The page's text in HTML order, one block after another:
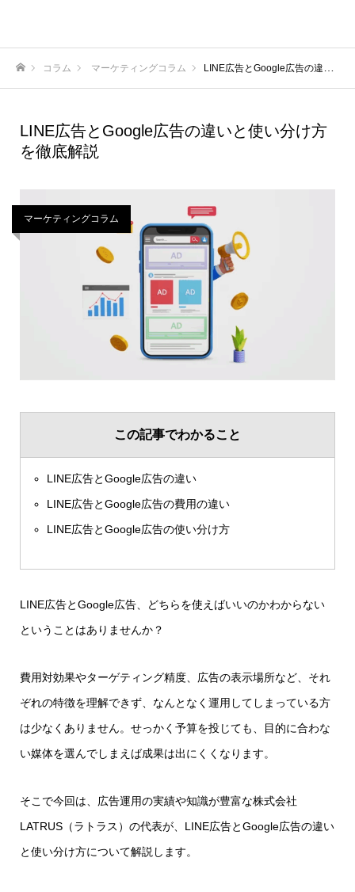
コラム マーケティングコラム LINE広告とGoogle広告の違いと使い分け方を徹底解説
LINE広告とGoogle広告の違いと使い分け方
を徹底解説
マーケティングコラム
この記事でわかること
LINE広告とGoogle広告の違い
LINE広告とGoogle広告の費用の違い
LINE広告とGoogle広告の使い分け方
LINE広告とGoogle広告、どちらを使えばいいのかわからない
ということはありませんか？
費用対効果やターゲティング精度、広告の表示場所など、それ
ぞれの特徴を理解できず、なんとなく運用してしまっている方
は少なくありません。せっかく予算を投じても、目的に合わな
い媒体を選んでしまえば成果は出にくくなります。
そこで今回は、広告運用の実績や知識が豊富な株式会社
LATRUS（ラトラス）の代表が、LINE広告とGoogle広告の違い
と使い分け方について解説します。